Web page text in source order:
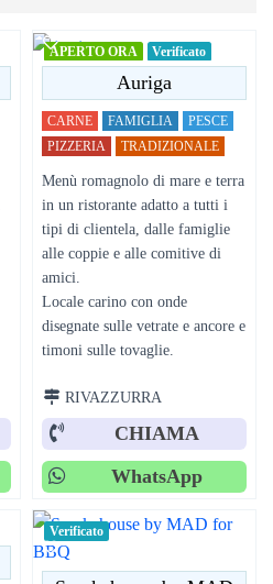
APERTO ORA Verificato
Auriga
CARNE FAMIGLIA
PESCE
PIZZERIA
TRADIZIONALE
Menù romagnolo di mare e terra
in un ristorante adatto a tutti i
tipi di clientela, dalle famiglie
alle coppie e alle comitive di
amici.
Locale carino con onde
disegnate sulle vetrate e ancore e
timoni sulle tovaglie.
RIVAZZURRA
CHIAMA
WhatsApp
Verificato